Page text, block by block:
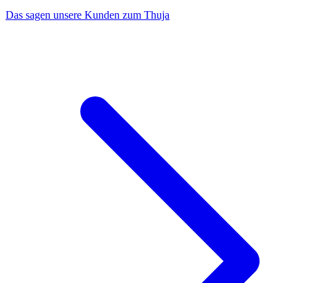
Das sagen unsere Kunden zum Thuja